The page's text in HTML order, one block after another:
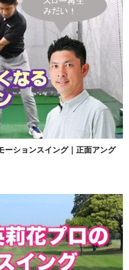
ーションスイング｜正面アング